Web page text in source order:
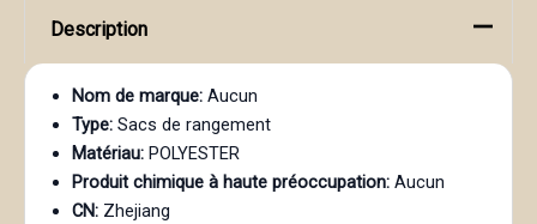
Description
Nom de marque:Aucun
Type:Sacs de rangement
Matériau:POLYESTER
Produit chimique à haute préoccupation:Aucun
CN:Zhejiang